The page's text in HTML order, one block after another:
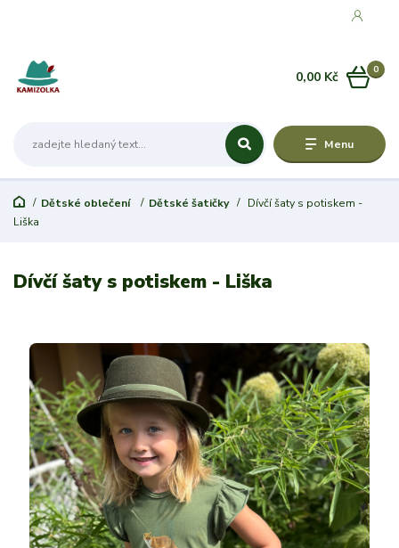
Menu
0
0,00 Kč
Dětské oblečení Dětské šatičky
Dívčí šaty s potiskem -
Liška
Dívčí šaty s potiskem - Liška